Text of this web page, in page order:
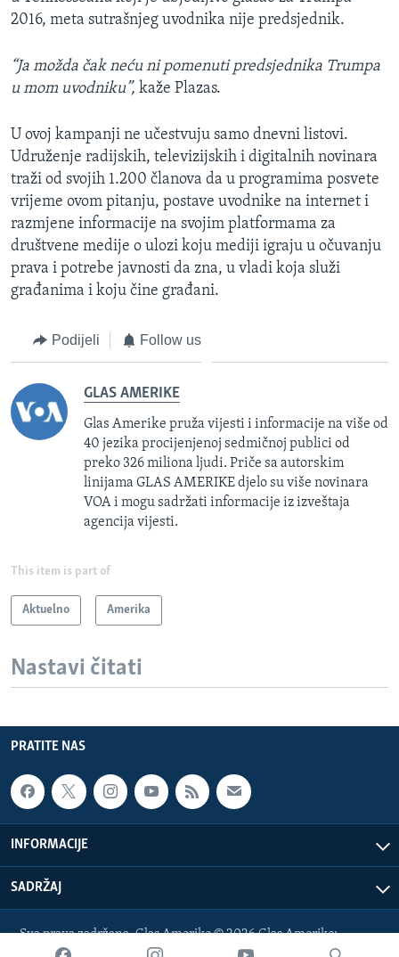
2016, meta sutrašnjeg uvodnika nije predsjednik.
“Ja možda čak neću ni pomenuti predsjednika Trumpa
u mom uvodniku”, kaže Plazas.
U ovoj kampanji ne učestvuju samo dnevni listovi.
Udruženje radijskih, televizijskih i digitalnih novinara
traži od svojih 1.200 članova da u programima posvete
vrijeme ovom pitanju, postave uvodnike na internet i
razmjene informacije na svojim platformama za
društvene medije o ulozi koju mediji igraju u očuvanju
prava i potrebe javnosti da zna, u vladi koja služi
građanima i koju čine građani.
Podijeli Follow us
GLAS AMERIKE
Glas Amerike pruža vijesti i informacije na više od
40 jezika procijenjenoj sedmičnoj publici od
preko 326 miliona ljudi. Priče sa autorskim
linijama GLAS AMERIKE djelo su više novinara
VOA i mogu sadržati informacije iz izveštaja
agencija vijesti.
This item is part of
Aktuelno Amerika
Nastavi čitati
PRATITE NAS
INFORMACIJE
SADRŽAJ
Sva prava zadržana. Glas Amerike © 2026 Glas Amerike:
bosnian-service@voanews.com